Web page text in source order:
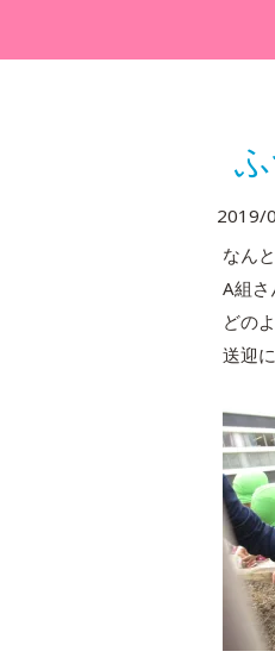
2019/
なん
A組
どの
送迎